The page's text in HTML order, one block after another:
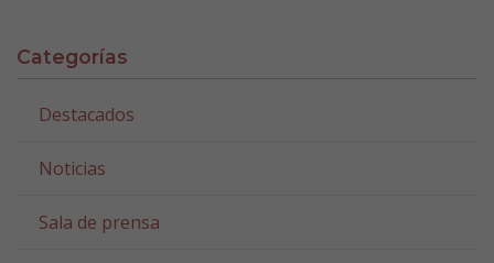
Categorías
Destacados
Noticias
Sala de prensa